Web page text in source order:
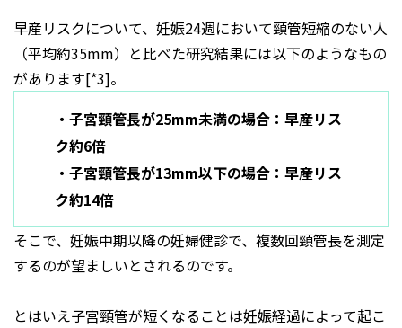
早産リスクについて、妊娠24週において頸管短縮のない人
（平均約35mm）と比べた研究結果には以下のようなもの
があります[*3]。
・子宮頸管長が25mm未満の場合：早産リス
ク約6倍
・子宮頸管長が13mm以下の場合：早産リス
ク約14倍
そこで、妊娠中期以降の妊婦健診で、複数回頸管長を測定
するのが望ましいとされるのです。
とはいえ子宮頸管が短くなることは妊娠経過によって起こ